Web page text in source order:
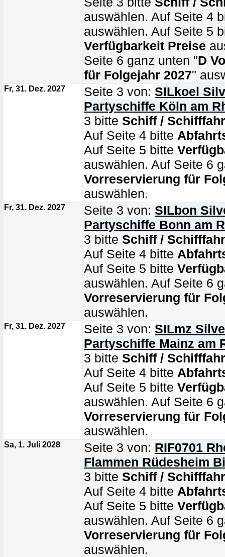
auswählen. Auf Seite 4
auswählen. Auf Seite 5
Verfügbarkeit Preise
Seite 6 ganz unten "D
für Folgejahr 2027"
Fr, 31. Dez. 2027 Seite 3 von: SILkoel
Partyschiffe Köln am
3 bitte Schiff /
Auf Seite 4 bitte
Auf Seite 5 bitte
auswählen. Auf Seite 6
Vorreservierung für
auswählen.
Fr, 31. Dez. 2027 Seite 3 von: SILbon
Partyschiffe Bonn am
3 bitte Schiff /
Auf Seite 4 bitte
Auf Seite 5 bitte
auswählen. Auf Seite 6
Vorreservierung für
auswählen.
Fr, 31. Dez. 2027 Seite 3 von: SILmz
Partyschiffe Mainz am
3 bitte Schiff /
Auf Seite 4 bitte
Auf Seite 5 bitte
auswählen. Auf Seite 6
Vorreservierung für
auswählen.
Sa, 1. Juli 2028 Seite 3 von: RIF0701
Flammen Rüdesheim
3 bitte Schiff /
Auf Seite 4 bitte
Auf Seite 5 bitte
auswählen. Auf Seite 6
Vorreservierung für
auswählen.